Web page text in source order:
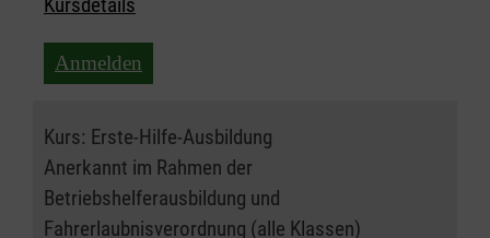
Kursdetails
Anmelden
Kurs: Erste-Hilfe-Ausbildung
Anerkannt im Rahmen der
Betriebshelferausbildung und
Fahrerlaubnisverordnung (alle Klassen)